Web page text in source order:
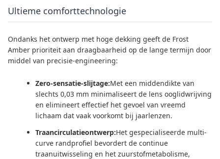
Ultieme comforttechnologie
Ondanks het ontwerp met hoge dekking geeft de Frost
Amber prioriteit aan draagbaarheid op de lange termijn door
middel van precisie-engineering:
Zero-sensatie-slijtage:Met een middendikte van
slechts 0,03 mm minimaliseert de lens ooglidwrijving
en elimineert effectief het gevoel van vreemd
lichaam dat vaak voorkomt bij jaarlenzen.
Traancirculatieontwerp:Het gespecialiseerde multi-
curve randprofiel bevordert de continue
traanuitwisseling en het zuurstofmetabolisme,